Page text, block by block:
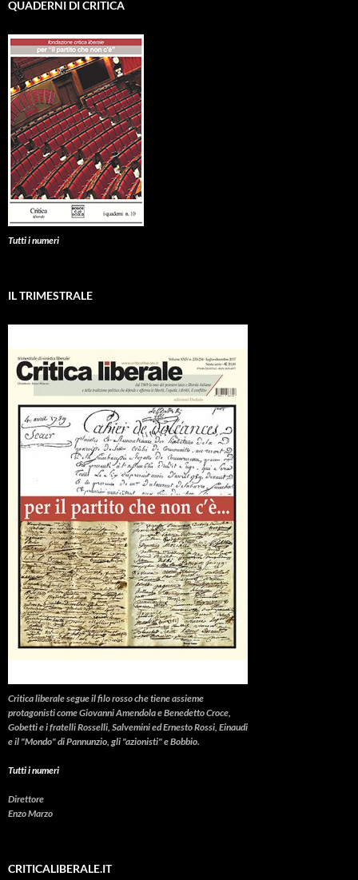
QUADERNI DI CRITICA
Tutti i numeri
IL TRIMESTRALE
Critica liberalesegue il filo rosso che tiene assieme
protagonisti come Giovanni Amendola e Benedetto Croce,
Gobetti e i fratelli Rosselli, Salvemini ed Ernesto Rossi, Einaudi
e il "Mondo" di Pannunzio, gli "azionisti" e Bobbio.
Tutti i numeri
Direttore
Enzo Marzo
CRITICALIBERALE.IT